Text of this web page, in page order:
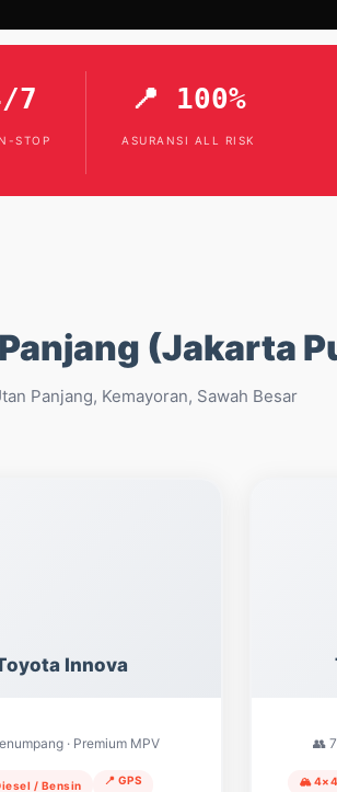
7
STOP
📍 100%
ASURANSI ALL RISK
(Jakarta
Panjang, Kemayoran, Sawah Besar
Innova
· Premium MPV
/ Bensin 📍 GPS
👥
🏔️ 4×4